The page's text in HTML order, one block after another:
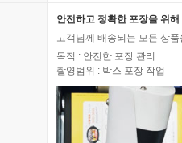
안전하고 정확한 포장을 위
고객님께 배송되는 모든 상
목적 : 안전한 포장 관리
촬영범위 : 박스 포장 작업